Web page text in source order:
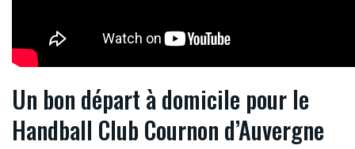
Un bon départ à domicile pour le
Handball Club Cournon d’Auvergne